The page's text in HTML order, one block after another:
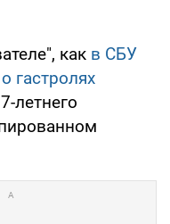
как в СБУ
гастролях
летнего